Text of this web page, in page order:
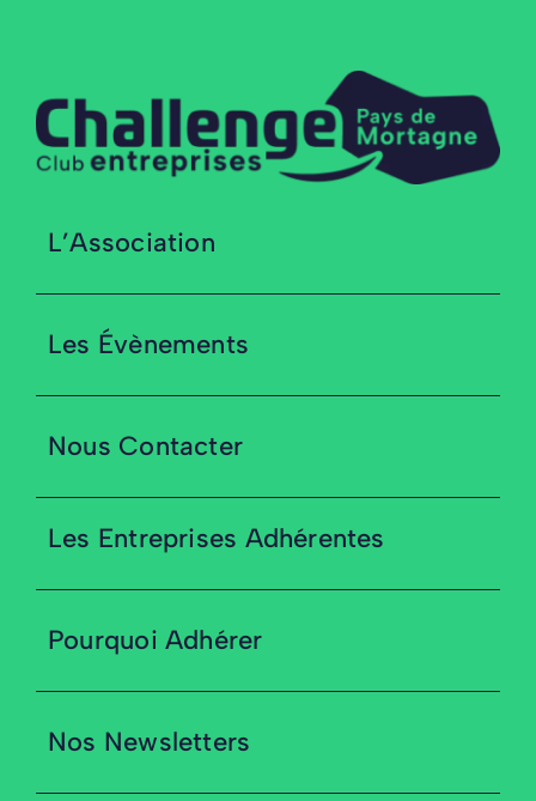
L’Association
Les Évènements
Nous Contacter
Les Entreprises Adhérentes
Pourquoi Adhérer
Nos Newsletters